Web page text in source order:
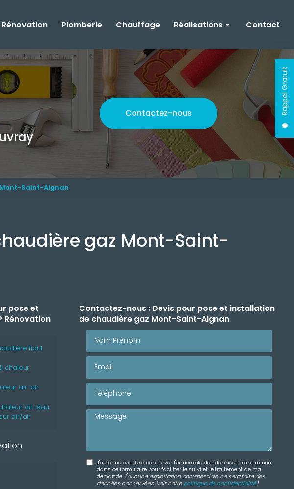
Rappel Gratuit
Rénovation Plomberie Chauffage Réalisations
Rénovation
Plomberie
Chauffage
Contact
Contactez-nous
Saint-Aignan
gaz Mont-Saint-
pose et
Rénovation
fioul
chaleur
air-air
air-eau
air/air
Contactez-nous : Devis pour pose et installation
de chaudière gaz Mont-Saint-Aignan
Message
J'autorise ce site à conserver l'ensemble des données transmises
dans ce formulaire pour faciliter le suivi et le traitement de ma
demande. (Aucune exploitation commerciale ne sera faite des
données concervées. Voir notrepolitique de confidentialité)